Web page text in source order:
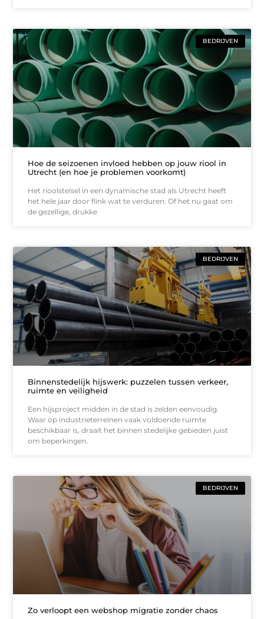
BEDRIJVEN
Hoe de seizoenen invloed hebben op jouw riool in
Utrecht (en hoe je problemen voorkomt)
Het rioolstelsel in een dynamische stad als Utrecht heeft
het hele jaar door flink wat te verduren. Of het nu gaat om
de gezellige, drukke
BEDRIJVEN
Binnenstedelijk hijswerk: puzzelen tussen verkeer,
ruimte en veiligheid
Een hijsproject midden in de stad is zelden eenvoudig.
Waar op industrieterreinen vaak voldoende ruimte
beschikbaar is, draait het binnen stedelijke gebieden juist
om beperkingen.
BEDRIJVEN
Zo verloopt een webshop migratie zonder chaos